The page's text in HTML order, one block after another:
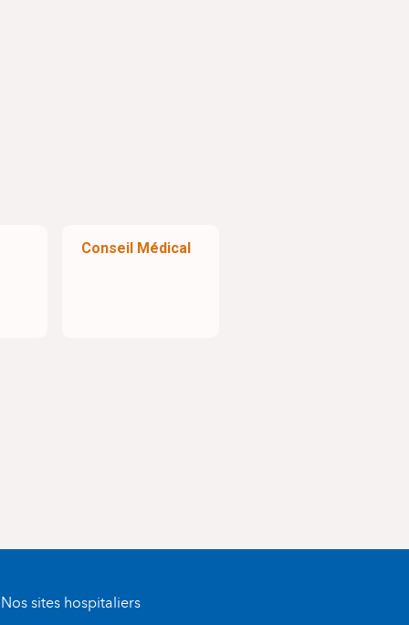
Conseil Médical
Nos sites hospitaliers